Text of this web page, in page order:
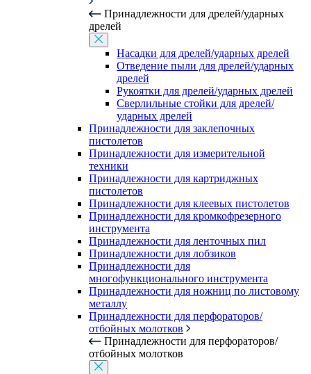
Принадлежности для дрелей/ударных
дрелей
Насадки для дрелей/ударных дрелей
Отведение пыли для дрелей/ударных
дрелей
Рукоятки для дрелей/ударных дрелей
Сверлильные стойки для дрелей/
ударных дрелей
Принадлежности для заклепочных
пистолетов
Принадлежности для измерительной
техники
Принадлежности для картриджных
пистолетов
Принадлежности для клеевых пистолетов
Принадлежности для кромкофрезерного
инструмента
Принадлежности для ленточных пил
Принадлежности для лобзиков
Принадлежности для
многофункционального инструмента
Принадлежности для ножниц по листовому
металлу
Принадлежности для перфораторов/
отбойных молотков
Принадлежности для перфораторов/
отбойных молотков